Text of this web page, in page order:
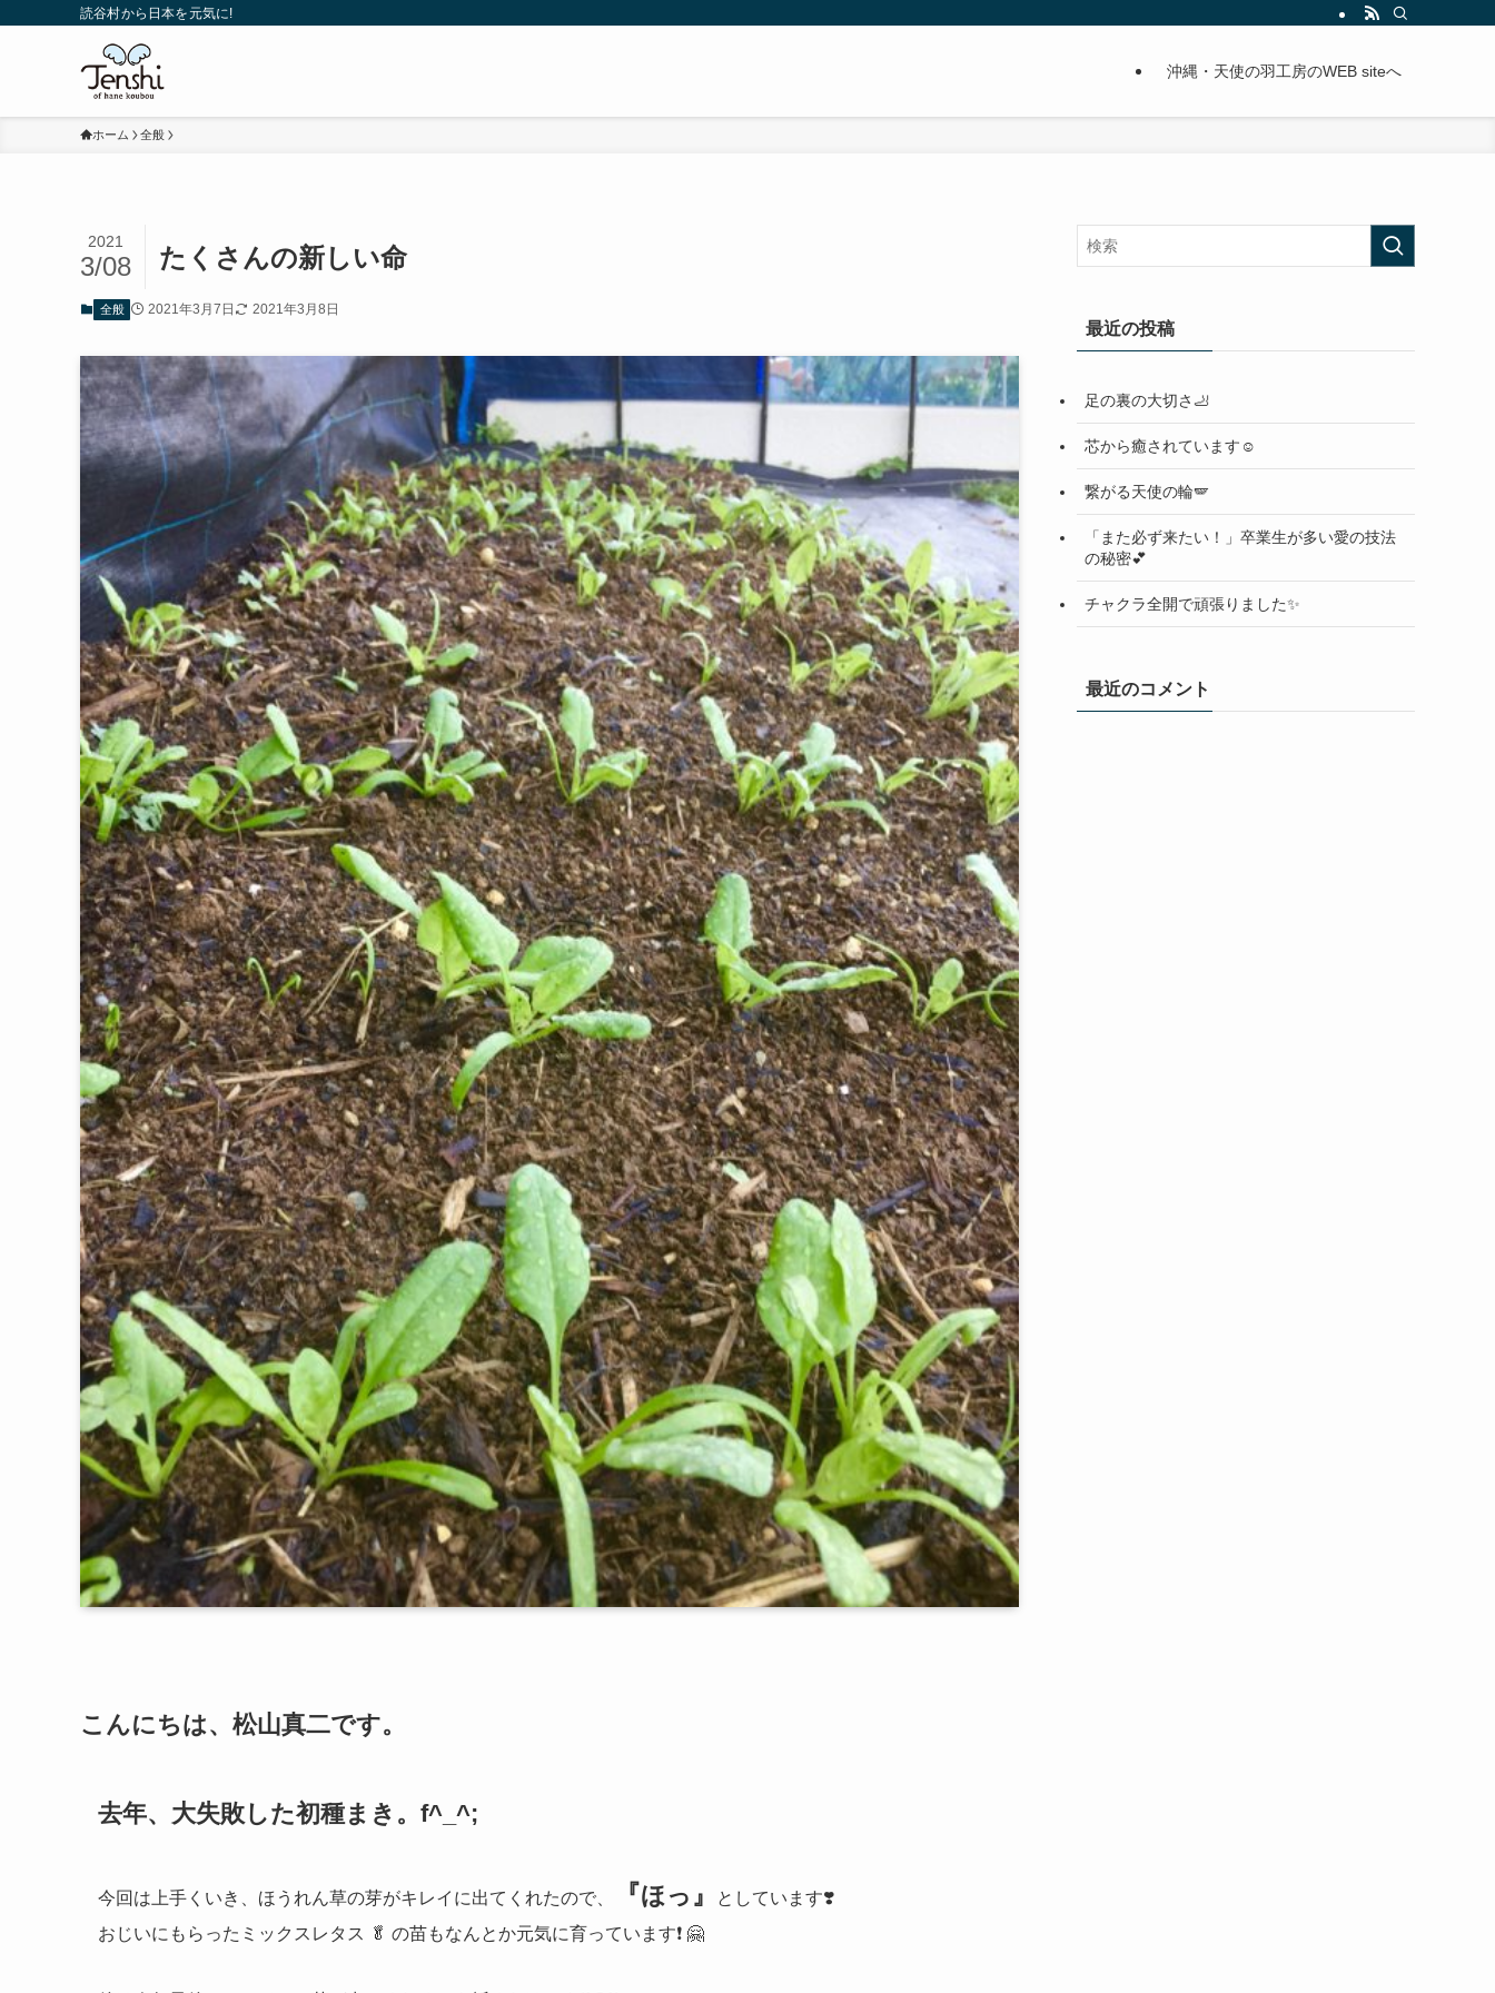
読谷村から日本を元気に!
沖縄・天使の羽工房のWEB siteへ
ホーム 全般
たくさんの新しい命
2021
3/08
全般 2021年3月7日 2021年3月8日
こんにちは、松山真二です。
去年、大失敗した初種まき。f^_^;
今回は上手くいき、ほうれん草の芽がキレイに出てくれたので、 『ほっ』
としています❣️
おじいにもらったミックスレタス 🥬 の苗もなんとか元気に育っています❗️ 🤗
最近の投稿
足の裏の大切さ🦶
芯から癒されています☺️
繋がる天使の輪🪽
「また必ず来たい！」卒業生が多い愛の技法
の秘密💕
チャクラ全開で頑張りました✨
最近のコメント